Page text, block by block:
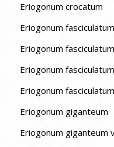
Eriogonum crocatum
Eriogonum fasciculatum
Eriogonum
Eriogonum
Eriogonum
Eriogonum giganteum
Eriogonum giganteum